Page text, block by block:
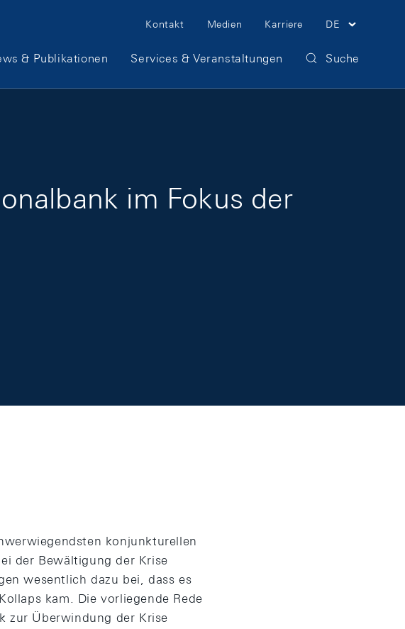
Meta Navigation
Kontakt Medien Karriere DE
& Publikationen Services & Veranstaltungen Suche
im Fokus der
konjunkturellen
der Bewältigung der Krise
wesentlich dazu bei, dass es
kam. Die vorliegende Rede
zur Überwindung der Krise